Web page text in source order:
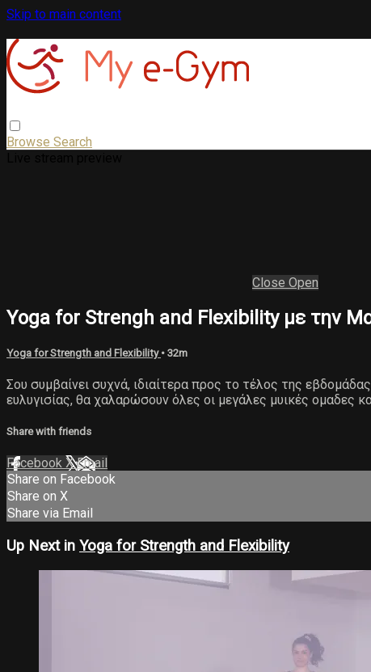
Skip to main content
Browse Search
Close Open
Υoga for Strengh and Flexibility με την
Yoga for Strength and Flexibility • 32m
Σου συμβαίνει συχνά, ιδιαίτερα προς το τέλος της
ευλυγισίας, θα χαλαρώσουν όλες οι μεγάλες μυικές ομαδες
Share with friends
Facebook XEmail
Share on Facebook
Share on X
Share via Email
Up Next in Yoga for Strength and Flexibility